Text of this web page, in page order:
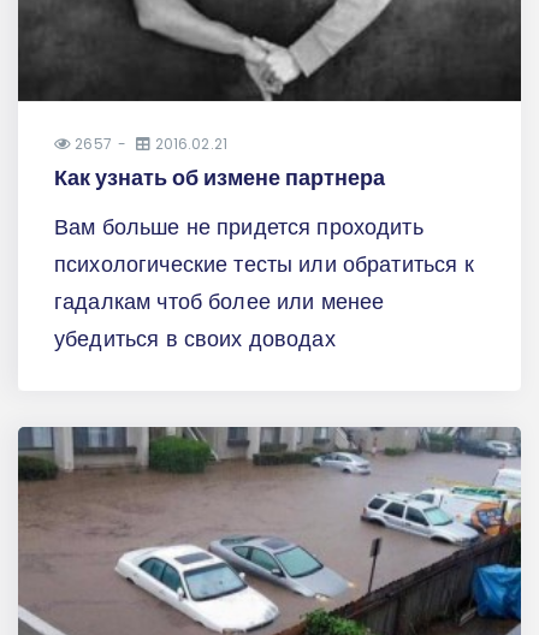
2657 2016.02.21
Как узнать об измене партнера
Вам больше не придется проходить
психологические тесты или обратиться к
гадалкам чтоб более или менее
убедиться в своих доводах